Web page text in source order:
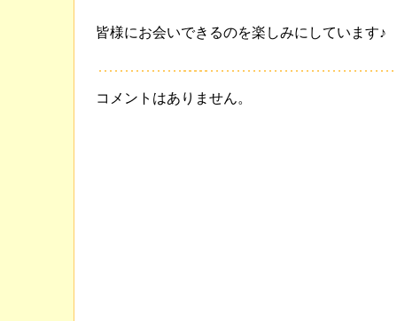
皆様にお会いできるのを楽しみにしています♪
コメントはありません。